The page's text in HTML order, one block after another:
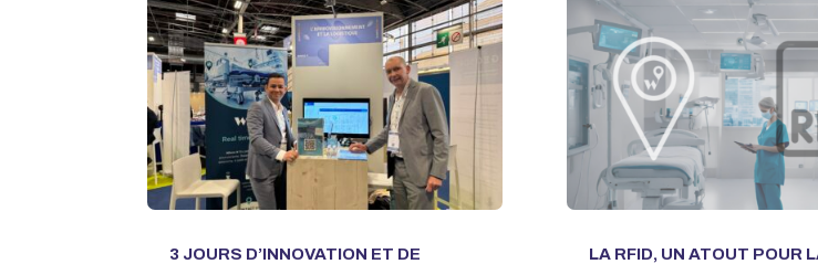
3 JOURS D’INNOVATION ET DE
LA RFID, UN ATOUT POUR